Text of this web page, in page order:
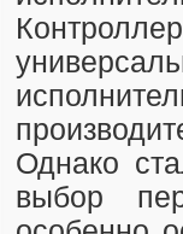
Однако
выбор